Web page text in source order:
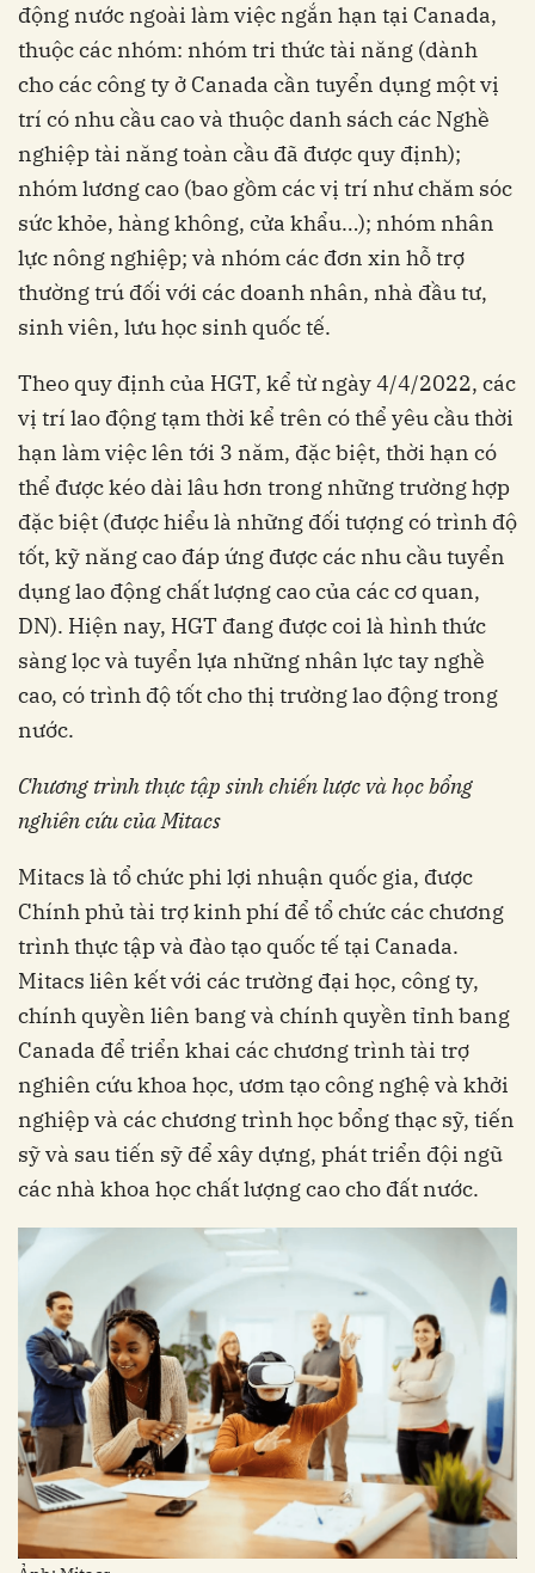
động nước ngoài làm việc ngắn hạn tại Canada,
thuộc các nhóm: nhóm tri thức tài năng (dành
cho các công ty ở Canada cần tuyển dụng một vị
trí có nhu cầu cao và thuộc danh sách các Nghề
nghiệp tài năng toàn cầu đã được quy định);
nhóm lương cao (bao gồm các vị trí như chăm sóc
sức khỏe, hàng không, cửa khẩu…); nhóm nhân
lực nông nghiệp; và nhóm các đơn xin hỗ trợ
thường trú đối với các doanh nhân, nhà đầu tư,
sinh viên, lưu học sinh quốc tế.
Theo quy định của HGT, kể từ ngày 4/4/2022, các
vị trí lao động tạm thời kể trên có thể yêu cầu thời
hạn làm việc lên tới 3 năm, đặc biệt, thời hạn có
thể được kéo dài lâu hơn trong những trường hợp
đặc biệt (được hiểu là những đối tượng có trình độ
tốt, kỹ năng cao đáp ứng được các nhu cầu tuyển
dụng lao động chất lượng cao của các cơ quan,
DN). Hiện nay, HGT đang được coi là hình thức
sàng lọc và tuyển lựa những nhân lực tay nghề
cao, có trình độ tốt cho thị trường lao động trong
nước.
Chương trình thực tập sinh chiến lược và học bổng
nghiên cứu của Mitacs
Mitacs là tổ chức phi lợi nhuận quốc gia, được
Chính phủ tài trợ kinh phí để tổ chức các chương
trình thực tập và đào tạo quốc tế tại Canada.
Mitacs liên kết với các trường đại học, công ty,
chính quyền liên bang và chính quyền tỉnh bang
Canada để triển khai các chương trình tài trợ
nghiên cứu khoa học, ươm tạo công nghệ và khởi
nghiệp và các chương trình học bổng thạc sỹ, tiến
sỹ và sau tiến sỹ để xây dựng, phát triển đội ngũ
các nhà khoa học chất lượng cao cho đất nước.